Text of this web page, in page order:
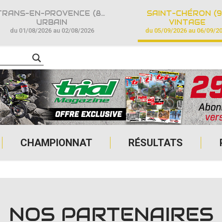
CHAMPIONNAT RÉSULTATS
TRANS-EN-PROVENCE (83)
URBAIN
du 01/08/2026 au 02/08/2026
SAINT-CHÉRON
VINTAGE
du 05/09/2026 au 06/09/
NOS PARTENAIRES